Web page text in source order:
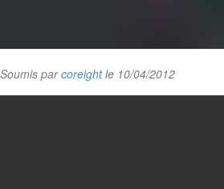
Soumis parcoreightle 10/04/2012